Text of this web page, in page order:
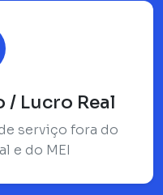
/ Lucro Real
serviço fora do
e do MEI